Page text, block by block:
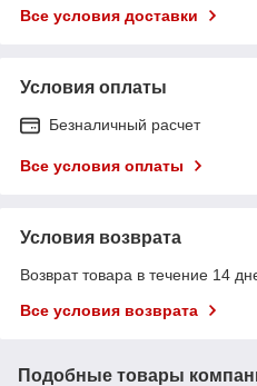
Все условия доставки
Условия оплаты
Безналичный расчет
Все условия оплаты
Условия возврата
Возврат товара в течение 14
Все условия возврата
Подобные товары